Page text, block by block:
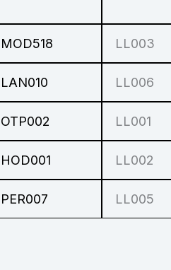
MOD518 LL003
LAN010 LL006
OTP002 LL001
HOD001 LL002
PER007 LL005